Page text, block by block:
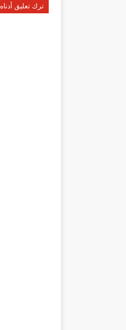
ترك تعليق أدناه